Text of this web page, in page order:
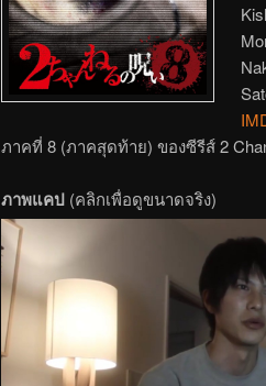
ภาคที่ 8 (ภาคสุดท้าย) ของซีรีส์ 2
ภาพแคป (คลิกเพื่อดูขนาดจริง)